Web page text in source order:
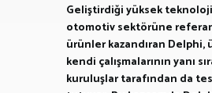
Geliştirdiği yüksek
otomotiv sektörüne
ürünler kazandıran Delphi,
kendi çalışmalarının yanı
kuruluşlar tarafından da